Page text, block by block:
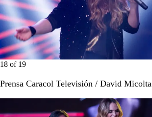
18 of 19
Prensa Caracol Televisión / David Micolta